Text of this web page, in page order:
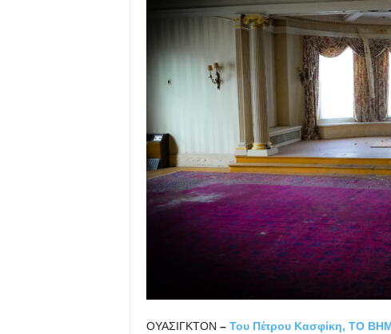
ΟΥΑΣΙΓΚΤΟΝ – Του Πέτρου Κασφίκη, ΤΟ